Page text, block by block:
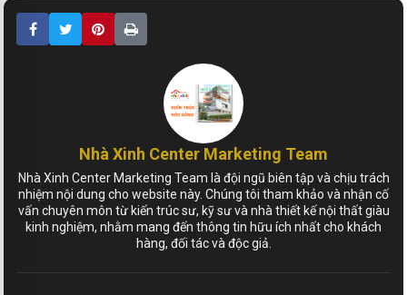
Nhà Xinh Center Marketing Team
Nhà Xinh Center Marketing Team là đội ngũ biên tập và chịu trách
nhiệm nội dung cho website này. Chúng tôi tham khảo và nhận cố
vấn chuyên môn từ kiến trúc sư, kỹ sư và nhà thiết kế nội thất giàu
kinh nghiệm, nhằm mang đến thông tin hữu ích nhất cho khách
hàng, đối tác và độc giả.